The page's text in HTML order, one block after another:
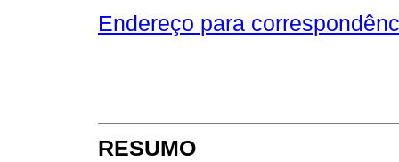
Endereço para
RESUMO